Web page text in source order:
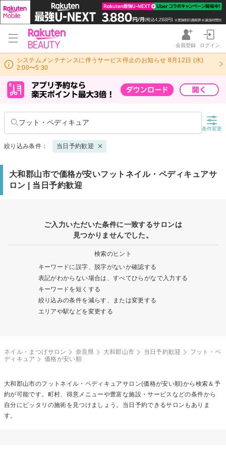
会員登録 ログイン
システムメンテナンスに伴うサービス停止のお知らせ 8月12日 (水)
2:00〜5:30
フット・ペディキュア
条件変更
絞り込み条件： 当日予約歓迎
大和郡山市で価格が安いフットネイル・ペディキュアサ
ロン | 当日予約歓迎
ご入力いただいた条件に一致するサロンは
見つかりませんでした。
検索のヒント
キーワードに誤字、脱字がないか確認する
表記がわからない場合は、すべてひらがなで入力する
キーワードを短くする
絞り込みの条件を減らす、または変更する
エリアや駅などを変更する
ネイル・まつげサロン 奈良県 大和郡山市 当日予約歓迎
フット・ペ
ディキュア
価格が安い順
大和郡山市のフットネイル・ペディキュアサロン(価格が安い順)から検索＆予
約が可能です。町村、得意メニューや豊富な施設・サービスなどの条件から
自分にピッタリの施術を見つけましょう。当日予約できるサロンもありま
す。